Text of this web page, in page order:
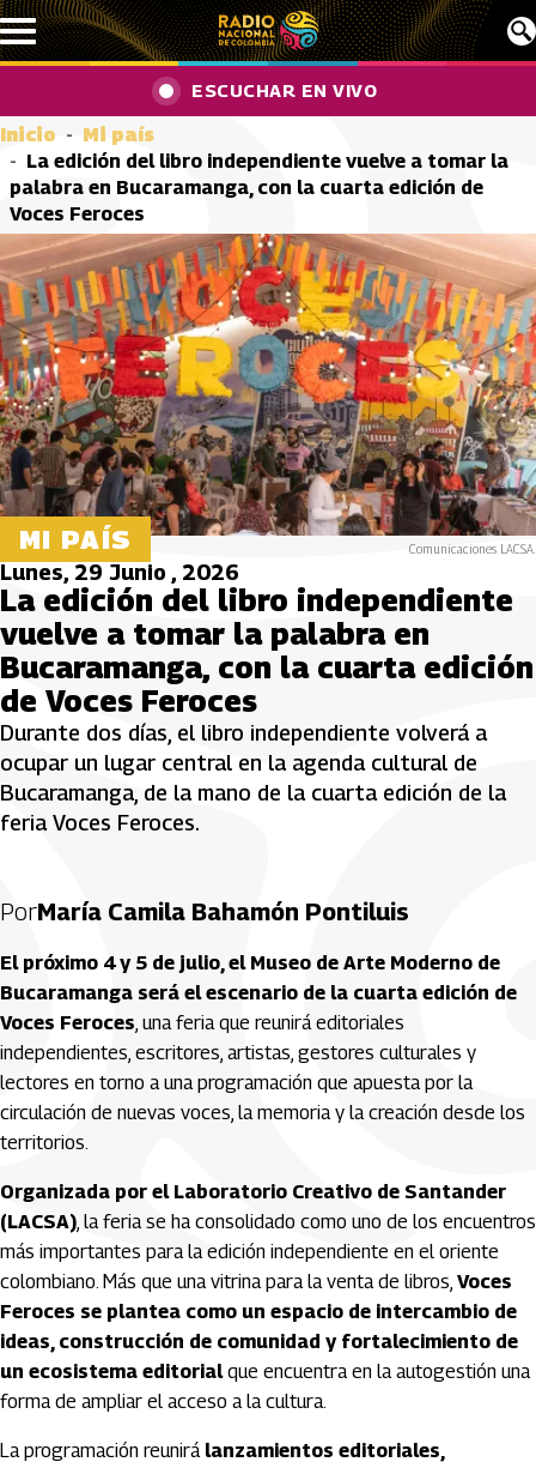
Pasar al contenido principal
ESCUCHAR EN VIVO
Inicio
Mi país
La edición del libro independiente vuelve a tomar la
palabra en Bucaramanga, con la cuarta edición de
Voces Feroces
MI PAÍS Comunicaciones LACSA.
Lunes, 29 Junio , 2026
La edición del libro independiente
vuelve a tomar la palabra en
Bucaramanga, con la cuarta edición
de Voces Feroces
Durante dos días, el libro independiente volverá a
ocupar un lugar central en la agenda cultural de
Bucaramanga, de la mano de la cuarta edición de la
feria Voces Feroces.
PorMaría Camila Bahamón Pontiluis
El próximo 4 y 5 de julio, el Museo de Arte Moderno de
Bucaramanga será el escenario de la cuarta edición de
Voces Feroces, una feria que reunirá editoriales
independientes, escritores, artistas, gestores culturales y
lectores en torno a una programación que apuesta por la
circulación de nuevas voces, la memoria y la creación desde los
territorios.
Organizada por el Laboratorio Creativo de Santander
(LACSA), la feria se ha consolidado como uno de los encuentros
más importantes para la edición independiente en el oriente
colombiano. Más que una vitrina para la venta de libros, Voces
Feroces se plantea como un espacio de intercambio de
ideas, construcción de comunidad y fortalecimiento de
un ecosistema editorialque encuentra en la autogestión una
forma de ampliar el acceso a la cultura.
La programación reunirálanzamientos editoriales,